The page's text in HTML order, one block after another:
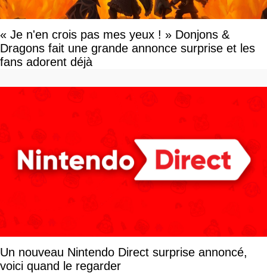
« Je n'en crois pas mes yeux ! » Donjons &
Dragons fait une grande annonce surprise et les
fans adorent déjà
Un nouveau Nintendo Direct surprise annoncé,
voici quand le regarder